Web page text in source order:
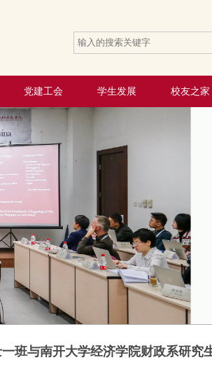
党建工会 学生发展 校友之家
班与南开大学经济学院财政系研究